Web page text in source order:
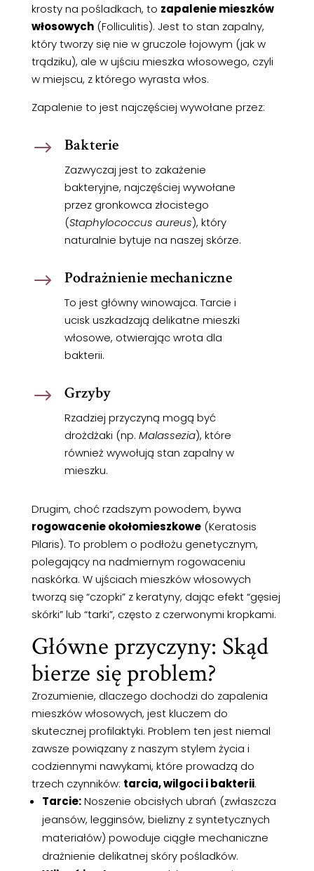
krosty na pośladkach, to zapalenie mieszków
włosowych(Folliculitis). Jest to stan zapalny,
który tworzy się nie w gruczole łojowym (jak w
trądziku), ale w ujściu mieszka włosowego, czyli
w miejscu, z którego wyrasta włos.
Zapalenie to jest najczęściej wywołane przez:
$ Bakterie
Zazwyczaj jest to zakażenie
bakteryjne, najczęściej wywołane
przez gronkowca złocistego
(Staphylococcus aureus), który
naturalnie bytuje na naszej skórze.
$ Podrażnienie mechaniczne
To jest główny winowajca. Tarcie i
ucisk uszkadzają delikatne mieszki
włosowe, otwierając wrota dla
bakterii.
$ Grzyby
Rzadziej przyczyną mogą być
drożdżaki (np.Malassezia), które
również wywołują stan zapalny w
mieszku.
Drugim, choć rzadszym powodem, bywa
rogowacenie okołomieszkowe(Keratosis
Pilaris). To problem o podłożu genetycznym,
polegający na nadmiernym rogowaceniu
naskórka. W ujściach mieszków włosowych
tworzą się “czopki” z keratyny, dając efekt “gęsiej
skórki” lub “tarki”, często z czerwonymi kropkami.
Główne przyczyny: Skąd
bierze się problem?
Zrozumienie, dlaczego dochodzi do zapalenia
mieszków włosowych, jest kluczem do
skutecznej profilaktyki. Problem ten jest niemal
zawsze powiązany z naszym stylem życia i
codziennymi nawykami, które prowadzą do
trzech czynników: tarcia, wilgoci i bakterii.
Tarcie:Noszenie obcisłych ubrań (zwłaszcza
jeansów, legginsów, bielizny z syntetycznych
materiałów) powoduje ciągłe mechaniczne
drażnienie delikatnej skóry pośladków.